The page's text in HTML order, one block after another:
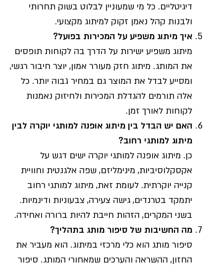
דיגיטליים. כל מי שמעוניין לבלוט בשוק תחרותי
ולבנות קהל נאמן זקוק למיתוג מקצועי.
איך מיתוג משפיע על המכירות בפועל?
מיתוג משפיע ישירות על הדרך בה לקוחות תופסים
את המותג. מיתוג חזק מעורר אמון, יוצר חיבור רגשי,
ומסייע לבדל את המוצר גם במחיר גבוה יותר. כל
אלה תורמים להגדלת המכירות ולחיזוק נאמנות
לקוחות לאורך זמן.
האם יש הבדל בין מיתוג אופנה למותגי יוקרה לבין
מיתוג למותגי רחוב?
כן. מיתוג אופנה למותגי יוקרה ישים דגש על
אקסקלוסיביות, מינימליזם, שפה אלגנטית וחוויית
קנייה יוקרתית. לעומת זאת, מיתוג למותגי רחוב
יתמקד בטרנדים, גישה צעירה, צבעוניות ודינמיות.
בשני המקרים, הזהות חייבת להיות ברורה ואחידה.
מה החשיבות של סיפור מותג בתהליך?
סיפור מותג הוא כלי מרכזי במיתוג. הוא מעביר את
החזון, ההשראה והערכים שמאחורי המותג. סיפור